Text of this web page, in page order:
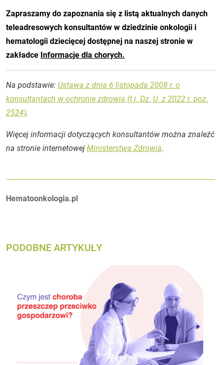
Zapraszamy do zapoznania się z listą aktualnych danych
teleadresowych konsultantów w dziedzinie onkologii i
hematologii dziecięcej dostępnej na naszej stronie w
zakładce Informacje dla chorych.
Na podstawie: Ustawa z dnia 6 listopada 2008 r. o
konsultantach w ochronie zdrowia (t.j. Dz. U. z 2022 r. poz.
2524).
Więcej informacji dotyczących konsultantów można znaleźć
na stronie internetowej Ministerstwa Zdrowia.
Autorzy:
Hematoonkologia.pl
PODOBNE ARTYKUŁY